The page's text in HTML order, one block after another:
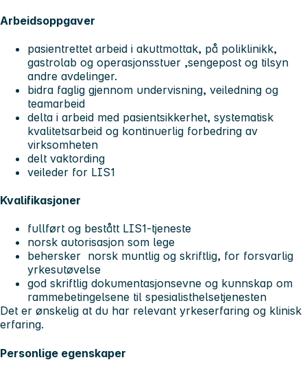
Arbeidsoppgaver
pasientrettet arbeid i akuttmottak, på poliklinikk,
gastrolab og operasjonsstuer ,sengepost og tilsyn
andre avdelinger.
bidra faglig gjennom undervisning, veiledning og
teamarbeid
delta i arbeid med pasientsikkerhet, systematisk
kvalitetsarbeid og kontinuerlig forbedring av
virksomheten
delt vaktording
veileder for LIS1
Kvalifikasjoner
fullført og bestått LIS1-tjeneste
norsk autorisasjon som lege
behersker norsk muntlig og skriftlig, for forsvarlig
yrkesutøvelse
god skriftlig dokumentasjonsevne og kunnskap om
rammebetingelsene til spesialisthelsetjenesten
Det er ønskelig at du har relevant yrkeserfaring og klinisk
erfaring.
Personlige egenskaper